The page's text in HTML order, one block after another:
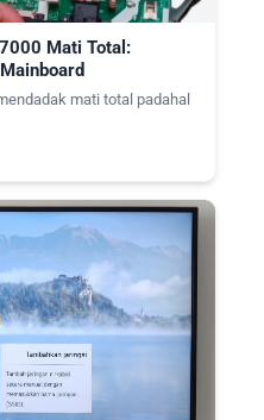
Mati Total:
mati total padahal